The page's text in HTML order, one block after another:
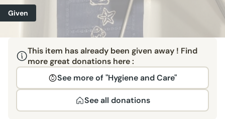
Given
This item has already been given away ! Find
more great donations here :
See more of "Hygiene and Care"
See all donations